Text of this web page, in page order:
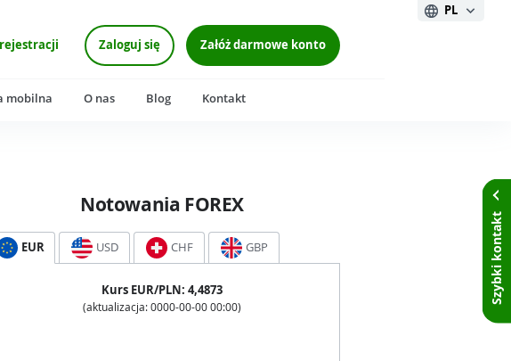
Zaloguj się Załóż darmowe konto
PL
mobilna O nas Blog Kontakt
Notowania FOREX
EUR USD CHF GBP
Kurs EUR/PLN: 4,4873
(aktualizacja: 0000-00-00 00:00)
Szybki kontakt